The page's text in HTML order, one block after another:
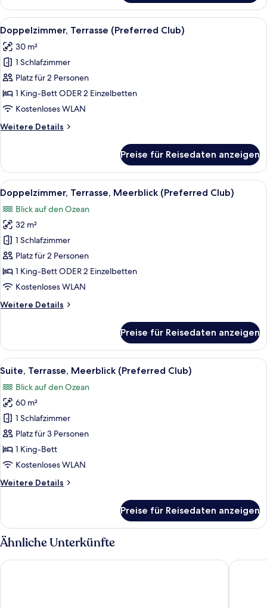
Terrasse,
Meerblick
Alle
Fotos
für
Doppelzimmer,
Terrasse
(Preferred
Club)
Ein Hotelzimmer mit einem Bett,
5
Doppelzimmer, Terrasse (Preferred Club)
30 m²
1 Schlafzimmer
Platz für 2 Personen
1 King-Bett ODER 2 Einzelbetten
Kostenloses WLAN
Weitere Details
Weitere
Terrasse
(Preferred
Club)
Preise für Reisedaten anzeigen
Alle
Fotos
für
Doppelzimmer,
Terrasse,
Meerblick
(Preferred
Club)
Ein Balkon mit Tisch für zwei
3
Doppelzimmer, Terrasse, Meerblick (Preferred Club)
Blick auf den Ozean
32 m²
1 Schlafzimmer
Platz für 2 Personen
1 King-Bett ODER 2 Einzelbetten
Kostenloses WLAN
Weitere Details
Weitere
Terrasse,
Meerblick
(Preferred
Preise für Reisedaten anzeigen
Alle
Fotos
für
Suite,
Terrasse,
Meerblick
(Preferred
Club)
Ein Hotelzimmer mit einem großen
5
Suite, Terrasse, Meerblick (Preferred Club)
Blick auf den Ozean
60 m²
1 Schlafzimmer
Platz für 3 Personen
1 King-Bett
Kostenloses WLAN
Weitere Details
Weitere
Terrasse,
Meerblick
(Preferred
Preise für Reisedaten anzeigen
Ähnliche Unterkünfte
Barceló Playa Blanca Royal Level - Adults Only